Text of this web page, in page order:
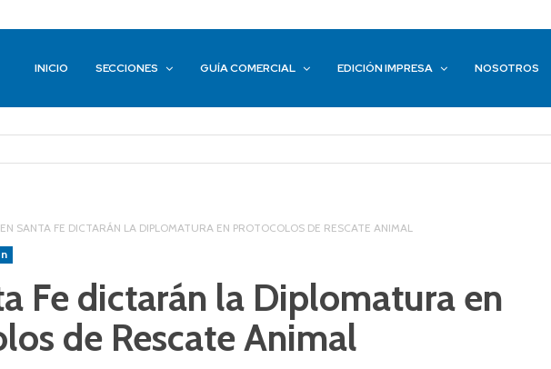
INICIO SECCIONES GUÍA COMERCIAL EDICIÓN IMPRESA NOSOTROS
EN SANTA FE DICTARÁN LA DIPLOMATURA EN PROTOCOLOS DE RESCATE ANIMAL
Fe dictarán la Diplomatura en
de Rescate Animal